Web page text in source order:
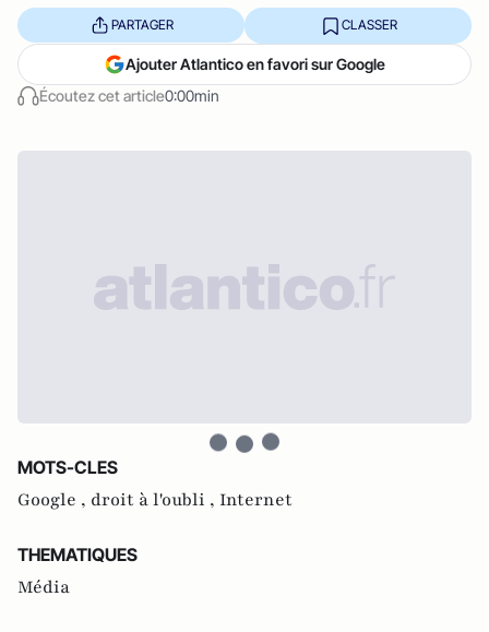
Écoutez cet article0:00min
PARTAGER CLASSER
Ajouter Atlantico en favori sur Google
MOTS-CLES
Google , droit à l'oubli , Internet
THEMATIQUES
Média